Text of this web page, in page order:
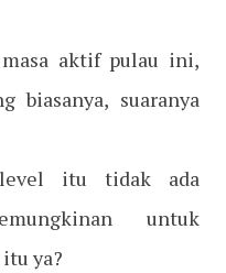
aktif pulau ini,
biasanya, suaranya
itu tidak ada
untuk
ya?